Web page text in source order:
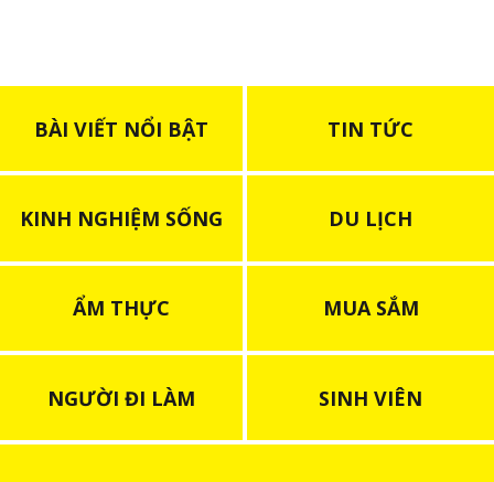
BÀI VIẾT NỔI BẬT TIN TỨC
KINH NGHIỆM SỐNG DU LỊCH
ẨM THỰC MUA SẮM
NGƯỜI ĐI LÀM SINH VIÊN